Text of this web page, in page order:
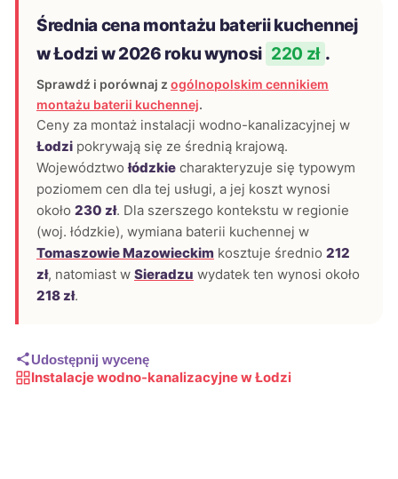
Średnia cena montażu baterii kuchennej
w Łodzi w 2026 roku wynosi 220 zł .
Sprawdź i porównaj z ogólnopolskim cennikiem
montażu baterii kuchennej.
Ceny za montaż instalacji wodno-kanalizacyjnej w
Łodzi pokrywają się ze średnią krajową.
Województwołódzkie charakteryzuje się typowym
poziomem cen dla tej usługi, a jej koszt wynosi
około 230 zł. Dla szerszego kontekstu w regionie
(woj. łódzkie), wymiana baterii kuchennej w
Tomaszowie Mazowieckim kosztuje średnio 212
zł, natomiast w Sieradzu wydatek ten wynosi około
218 zł.
Udostępnij wycenę
Instalacje wodno-kanalizacyjne w Łodzi